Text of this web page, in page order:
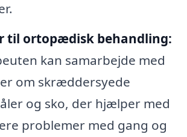
til ortopædisk behandling:
kan samarbejde med
om skræddersyede
og sko, der hjælper med
problemer med gang og